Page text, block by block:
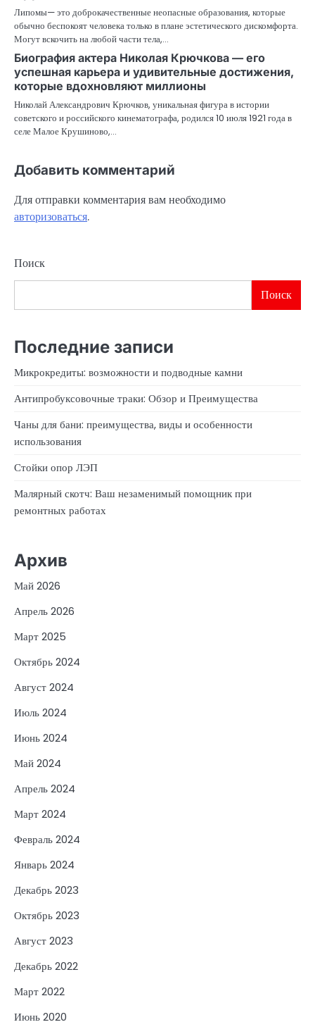
Липомы— это доброкачественные неопасные образования, которые
обычно беспокоят человека только в плане эстетического дискомфорта.
Могут вскочить на любой части тела,…
Биография актера Николая Крючкова — его
успешная карьера и удивительные достижения,
которые вдохновляют миллионы
Николай Александрович Крючков, уникальная фигура в истории
советского и российского кинематографа, родился 10 июля 1921 года в
селе Малое Крушиново,…
Добавить комментарий
Для отправки комментария вам необходимо
авторизоваться.
Поиск
Поиск
Последние записи
Микрокредиты: возможности и подводные камни
Антипробуксовочные траки: Обзор и Преимущества
Чаны для бани: преимущества, виды и особенности
использования
Стойки опор ЛЭП
Малярный скотч: Ваш незаменимый помощник при
ремонтных работах
Архив
Май 2026
Апрель 2026
Март 2025
Октябрь 2024
Август 2024
Июль 2024
Июнь 2024
Май 2024
Апрель 2024
Март 2024
Февраль 2024
Январь 2024
Декабрь 2023
Октябрь 2023
Август 2023
Декабрь 2022
Март 2022
Июнь 2020